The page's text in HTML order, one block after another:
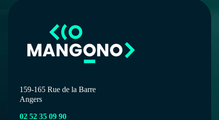
159-165 Rue de la Barre
Angers
02 52 35 09 90